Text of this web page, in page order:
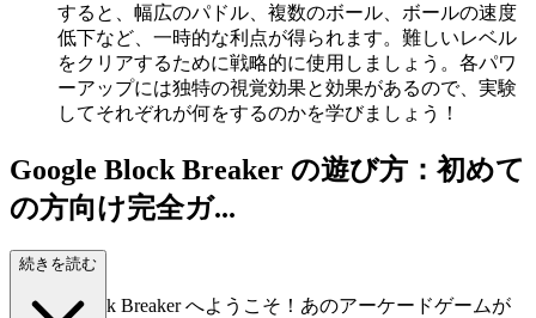
すると、幅広のパドル、複数のボール、ボールの速度
低下など、一時的な利点が得られます。難しいレベル
をクリアするために戦略的に使用しましょう。各パワ
ーアップには独特の視覚効果と効果があるので、実験
してそれぞれが何をするのかを学びましょう！
Google Block Breaker の遊び方：初めて
の方向け完全ガ...
イド
Google Block Breaker へようこそ！あのアーケードゲームが
続きを読む